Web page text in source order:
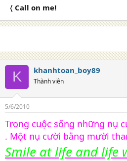
o
〈 Call on me!
K khanhtoan_boy89
Thành viên
5/6/2010
Trong cuộc sống những nụ
. Một nụ cười bằng mười
Smile at life and life